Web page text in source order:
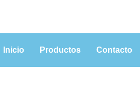
Inicio Productos Contacto